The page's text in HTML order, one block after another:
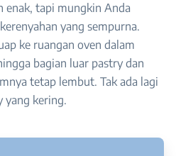
enak, tapi mungkin Anda
yang sempurna.
ke ruangan oven dalam
bagian luar pastry dan
tetap lembut. Tak ada lagi
yang kering.